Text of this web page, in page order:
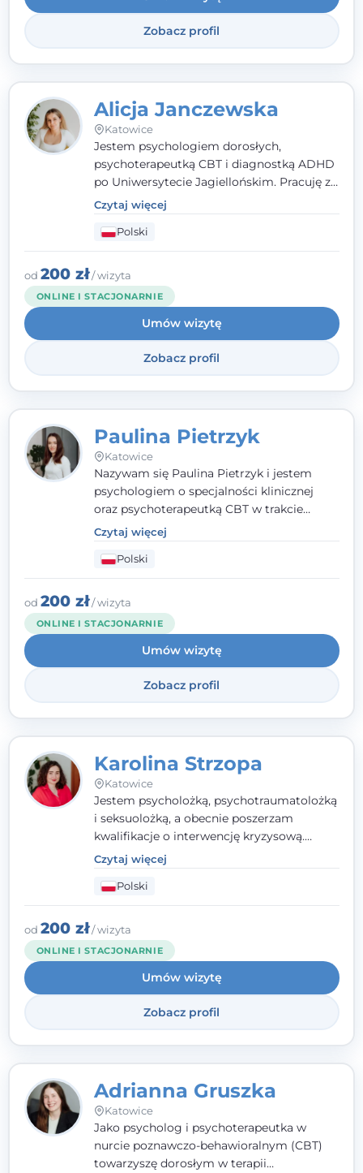
Zobacz profil
Alicja Janczewska
Katowice
Jestem psychologiem dorosłych,
psychoterapeutką CBT i diagnostką ADHD
po Uniwersytecie Jagiellońskim. Pracuję z
dorosłymi, młodzieżą i dziećmi, opierając
pomoc na zrozumieniu indywidualnych
potrzeb i więzi zbudowanej na zaufaniu.
Terapia to dla mnie bezpieczne miejsce, w
którym poczujesz się wysłuchany i
zrozumiany.
Czytaj więcej
Polski
od 200 zł/ wizyta
ONLINE I STACJONARNIE
Umów wizytę
Zobacz profil
Paulina Pietrzyk
Katowice
Nazywam się Paulina Pietrzyk i jestem
psychologiem o specjalności klinicznej
oraz psychoterapeutką CBT w trakcie
szkolenia. Pracuję z dorosłymi, którzy
szukają wsparcia w trudnych momentach -
w obliczu lęku, przewlekłego stresu,
natłoku myśli, obniżonego nastroju,
wypalenia czy kryzysu, a także po prostu
chcą lepiej poznać siebie.
Czytaj więcej
Polski
od 200 zł/ wizyta
ONLINE I STACJONARNIE
Umów wizytę
Zobacz profil
Karolina Strzopa
Katowice
Jestem psycholożką, psychotraumatolożką
i seksuolożką, a obecnie poszerzam
kwalifikacje o interwencję kryzysową.
Pracuję w nurcie terapii trzeciej fali, łącząc
metody o potwierdzonej skuteczności.
Towarzyszę młodzieży, dorosłym i parom w
radzeniu sobie z bolesnymi
doświadczeniami tak, by mogli żyć pełniej.
Czytaj więcej
Polski
od 200 zł/ wizyta
ONLINE I STACJONARNIE
Umów wizytę
Zobacz profil
Adrianna Gruszka
Katowice
Jako psycholog i psychoterapeutka w
nurcie poznawczo-behawioralnym (CBT)
towarzyszę dorosłym w terapii